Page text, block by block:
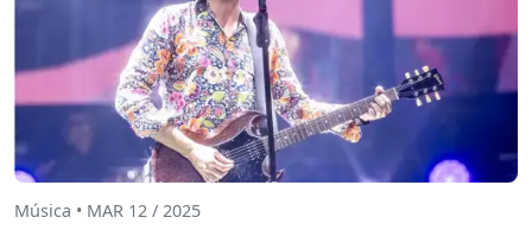
Música • MAR 12 / 2025